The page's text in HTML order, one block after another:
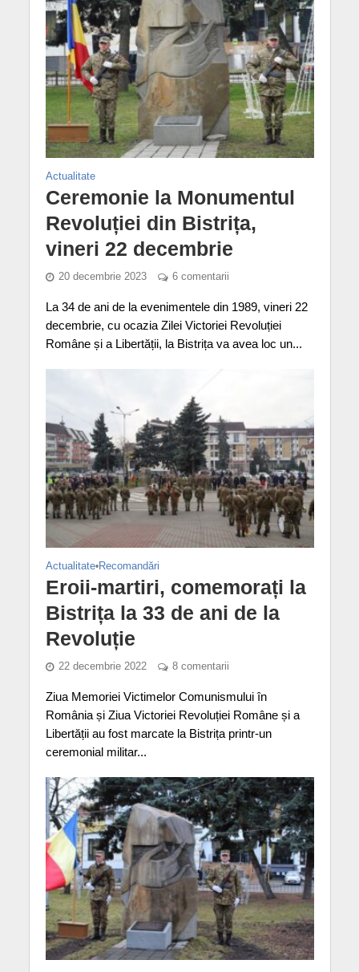
Actualitate
Ceremonie la Monumentul
Revoluției din Bistrița,
vineri 22 decembrie
20 decembrie 2023 6 comentarii
La 34 de ani de la evenimentele din 1989, vineri 22
decembrie, cu ocazia Zilei Victoriei Revoluției
Române și a Libertății, la Bistrița va avea loc un...
Actualitate•Recomandări
Eroii-martiri, comemorați la
Bistrița la 33 de ani de la
Revoluție
22 decembrie 2022 8 comentarii
Ziua Memoriei Victimelor Comunismului în
România și Ziua Victoriei Revoluției Române și a
Libertății au fost marcate la Bistrița printr-un
ceremonial militar...